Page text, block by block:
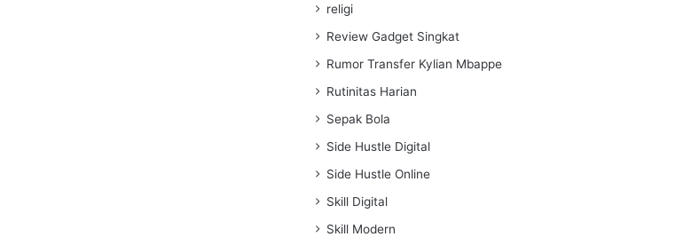
religi
Review Gadget Singkat
Rumor Transfer Kylian Mbappe
Rutinitas Harian
Sepak Bola
Side Hustle Digital
Side Hustle Online
Skill Digital
Skill Modern